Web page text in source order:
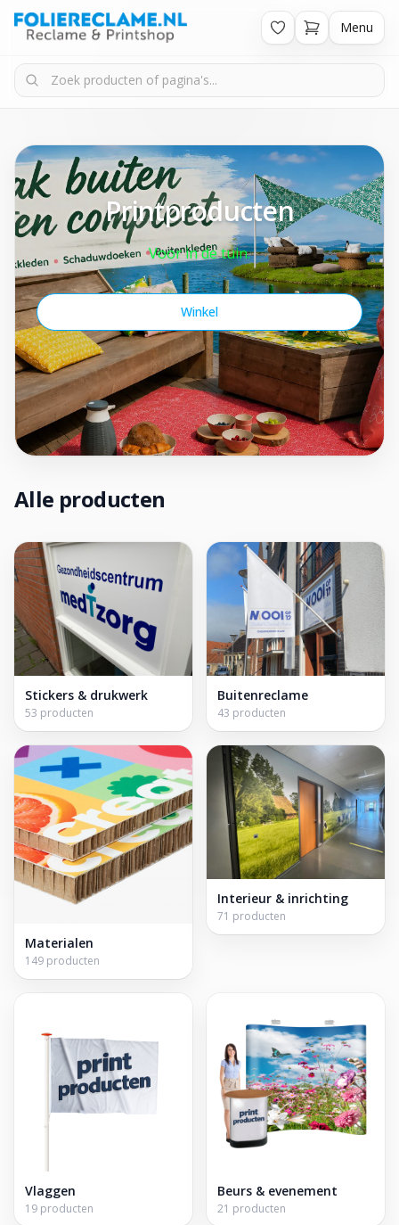
Menu
Printproducten
Voor in de tuin.
Winkel
Alle producten
Stickers & drukwerk
53 producten
Buitenreclame
43 producten
Materialen
149 producten
Interieur & inrichting
71 producten
Vlaggen
19 producten
Beurs & evenement
21 producten